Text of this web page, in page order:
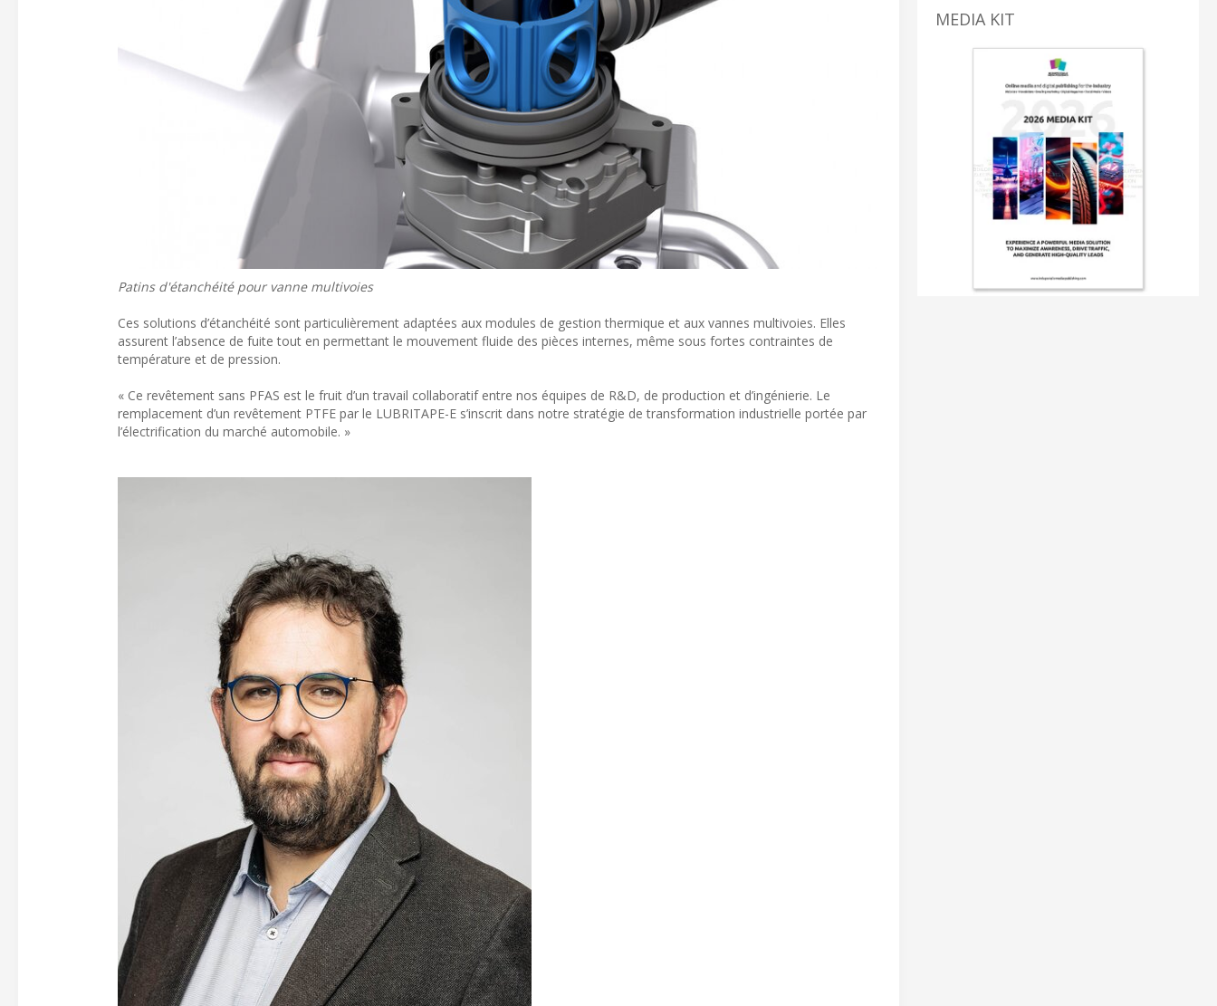
Patins d'étanchéité pour vanne multivoies
Ces solutions d’étanchéité sont particulièrement adaptées aux modules de gestion thermique et aux vannes multivoies. Elles
assurent l’absence de fuite tout en permettant le mouvement fluide des pièces internes, même sous fortes contraintes de
température et de pression.
« Ce revêtement sans PFAS est le fruit d’un travail collaboratif entre nos équipes de R&D, de production et d’ingénierie. Le
remplacement d’un revêtement PTFE par le LUBRITAPE-E s’inscrit dans notre stratégie de transformation industrielle portée par
l’électrification du marché automobile. »
MEDIA KIT